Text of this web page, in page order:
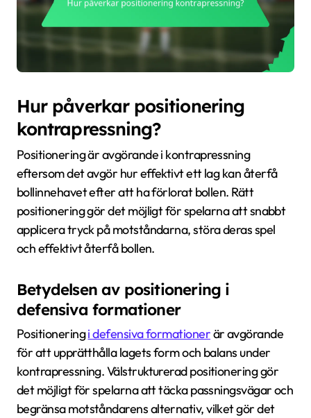
Hur påverkar positionering
kontrapressning?
Positionering är avgörande i kontrapressning
eftersom det avgör hur effektivt ett lag kan återfå
bollinnehavet efter att ha förlorat bollen. Rätt
positionering gör det möjligt för spelarna att snabbt
applicera tryck på motståndarna, störa deras spel
och effektivt återfå bollen.
Betydelsen av positionering i
defensiva formationer
Positioneringi defensiva formationerär avgörande
för att upprätthålla lagets form och balans under
kontrapressning. Välstrukturerad positionering gör
det möjligt för spelarna att täcka passningsvägar och
begränsa motståndarens alternativ, vilket gör det